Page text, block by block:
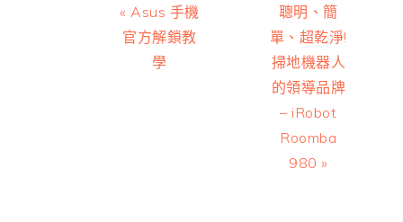
Previous
Post:
« Asus 手機
官方解鎖教
學
Next
Post:
聰明、簡
單、超乾淨!
掃地機器人
的領導品牌
– iRobot
Roomba
980 »